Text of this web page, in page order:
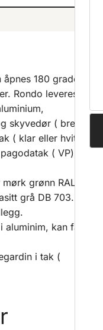
180 grader
Rondo leveres
skyvedør ( bredde
( klar eller hvit).
( VP)
grønn RAL
grå DB 703. Alle
kan fåes
i tak (